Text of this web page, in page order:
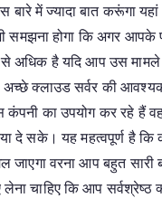
में ज्यादा बात करूंगा
समझना होगा कि अगर
अधिक है यदि आप उस
क्लाउड सर्वर की
का उपयोग कर रहे हैं
दे सके। यह महत्वपूर्ण है
वरना आप बहुत सारी
चाहिए कि आप सर्वश्रेष्ठ